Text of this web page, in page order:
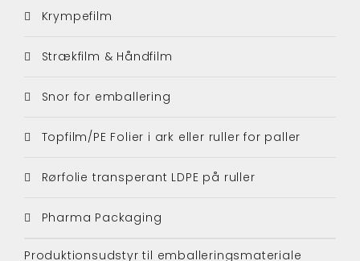
Krympefilm
Strækfilm & Håndfilm
Snor for emballering
Topfilm/PE Folier i ark eller ruller for paller
Rørfolie transperant LDPE på ruller
Pharma Packaging
Produktionsudstyr til emballeringsmateriale